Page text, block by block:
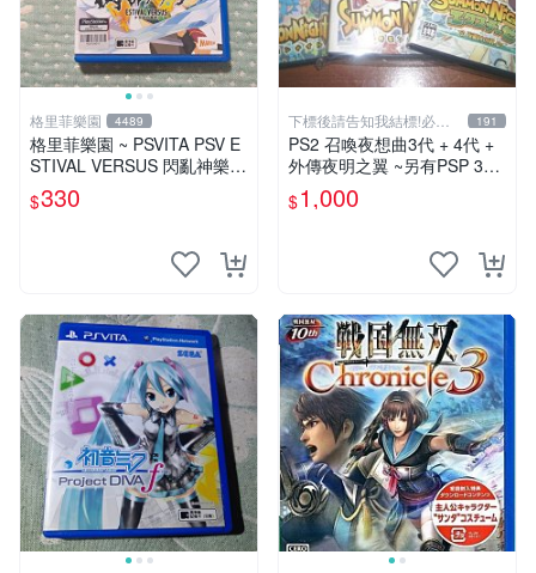
格里菲樂園 4489
格里菲樂園 ~ PSVITA PSV E
STIVAL VERSUS 閃亂神樂
少女們的抉擇 日文版
$330
下標後請告知我結標!必看
關於我
191
PS2 召喚夜想曲3代 + 4代 +
外傳夜明之翼 ~另有PSP 3代
5代 PSV PS_VITA 召喚夜響
曲6代
$1,000